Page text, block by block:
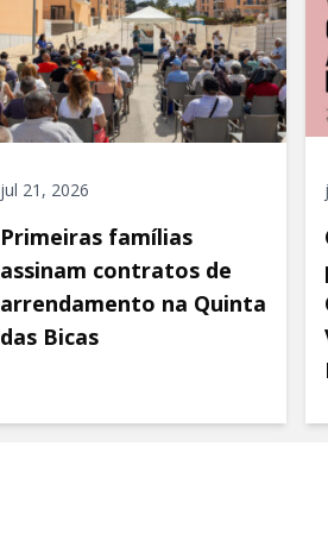
jul 21, 2026
Primeiras famílias
assinam contratos de
arrendamento na Quinta
das Bicas